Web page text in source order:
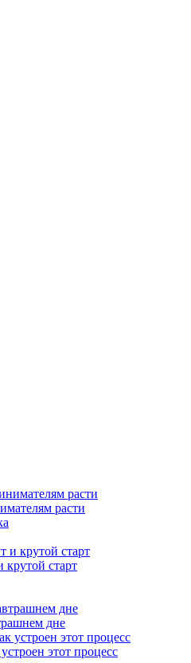
расти
старт
дне
этот процесс